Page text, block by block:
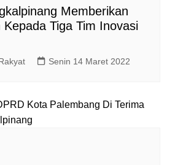
Memberikan
Kepada Tiga Tim Inovasi
Senin 14 Maret 2022